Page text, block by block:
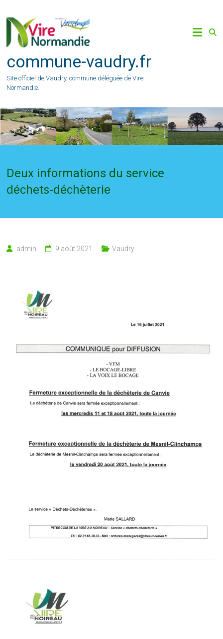
content
commune-vaudry.fr
Site officiel de Vaudry, commune déléguée de Vire
Normandie.
Deux informations du service
déchets-déchèterie
admin 9 août 2021 Vaudry